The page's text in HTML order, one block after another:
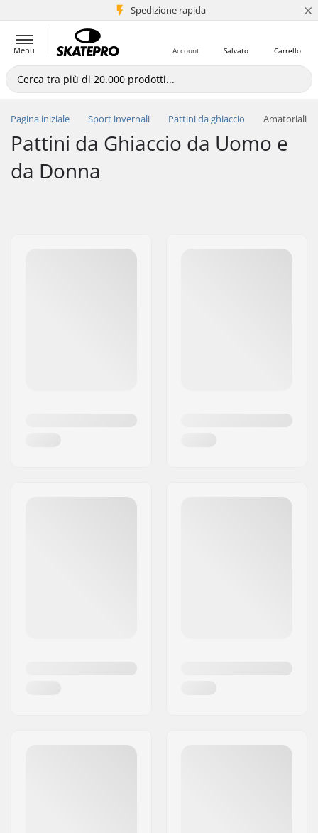
Spedizione rapida
+5 mln di clienti ×
Menu Carrello
Salvato
Account
Pagina iniziale Sport invernali Pattini da ghiaccio Amatoriali
Pattini da Ghiaccio da Uomo e
da Donna